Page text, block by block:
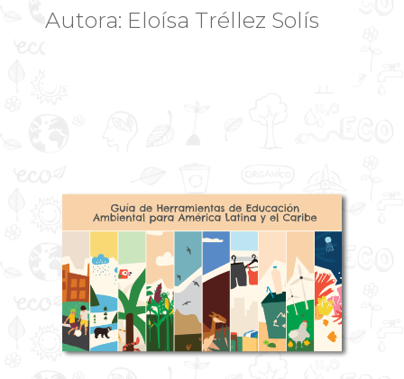
Autora: Eloísa Tréllez Solís